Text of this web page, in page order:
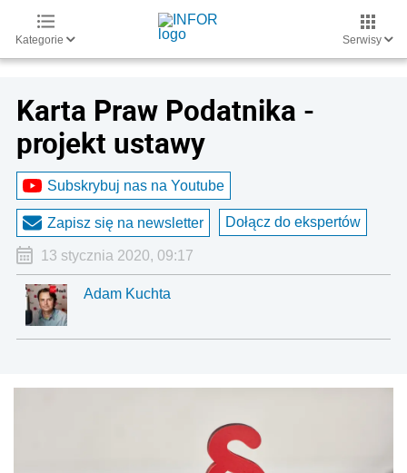
Kategorie Serwisy
Karta Praw Podatnika -
projekt ustawy
Subskrybuj nas na Youtube
Zapisz się na newsletter Dołącz do ekspertów
13 stycznia 2020, 09:17
Adam Kuchta